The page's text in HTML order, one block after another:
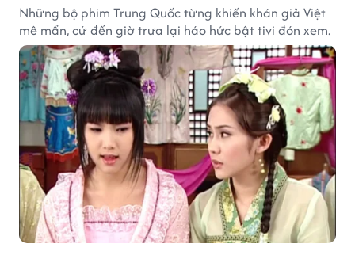
Những bộ phim Trung Quốc từng khiến khán giả Việt
mê mẩn, cứ đến giờ trưa lại háo hức bật tivi đón xem.